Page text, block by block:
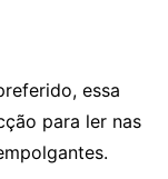
essa
para ler nas